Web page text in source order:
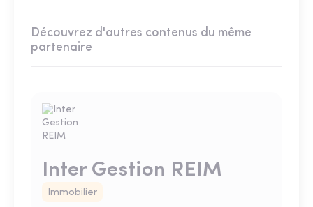
Découvrez d'autres contenus du même
partenaire
Inter Gestion REIM
Immobilier